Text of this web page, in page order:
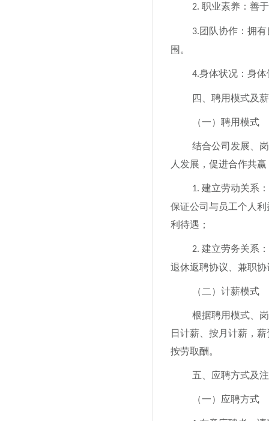
2. 职业素养：善
3.团队协作：拥
围。
4.身体状况：身
四、聘用模式及
（一）聘用模式
结合公司发展、
人发展，促进合作共赢
1. 建立劳动关系：
保证公司与员工个人利
利待遇；
2. 建立劳务关系
退休返聘协议、兼职
（二）计薪模式
根据聘用模式、
日计薪、按月计薪，
按劳取酬。
五、应聘方式及
（一）应聘方式